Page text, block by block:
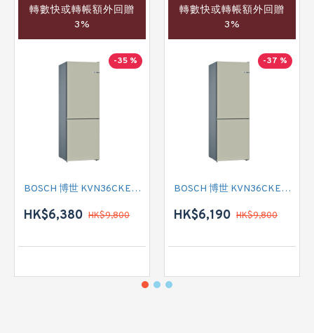
轉數快或轉帳額外回贈
3%
-35 %
BOSCH 博世 KVN36CKEA2 雙門雪櫃
HK$6,380 HK$9,800
轉數快或轉帳額外回贈
3%
-37 %
BOSCH 博世 KVN36CKEA2 雙門雪櫃 左門鉸
HK$6,190 HK$9,800